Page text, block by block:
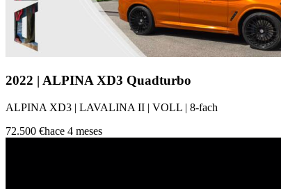
2022 | ALPINA XD3 Quadturbo
ALPINA XD3 | LAVALINA II | VOLL | 8-fach
72.500 €hace 4 meses